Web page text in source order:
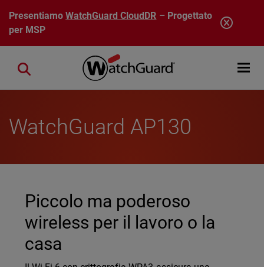
Salta al contenuto principale
PresentiamoWatchGuard CloudDR – Progettato
per MSP
Open
Close search
WatchGuard AP130
Piccolo ma poderoso
wireless per il lavoro o la
casa